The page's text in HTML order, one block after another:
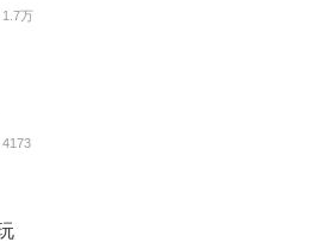
1.7万
4173